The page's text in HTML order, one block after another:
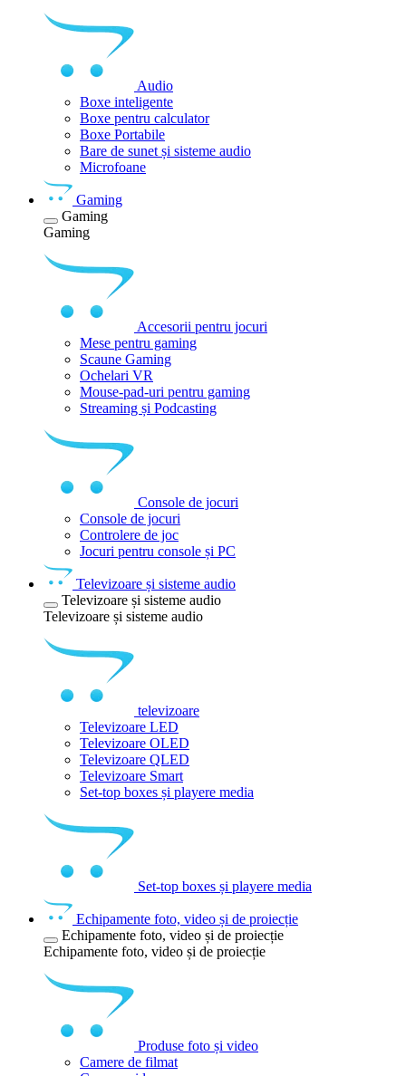
Audio
Boxe inteligente
Boxe pentru calculator
Boxe Portabile
Bare de sunet și sisteme audio
Microfoane
Gaming
Gaming
Gaming
Accesorii pentru jocuri
Mese pentru gaming
Scaune Gaming
Ochelari VR
Mouse-pad-uri pentru gaming
Streaming și Podcasting
Console de jocuri
Console de jocuri
Controlere de joc
Jocuri pentru console și PC
Televizoare și sisteme audio
Televizoare și sisteme audio
Televizoare și sisteme audio
televizoare
Televizoare LED
Televizoare OLED
Televizoare QLED
Televizoare Smart
Set-top boxes și playere media
Set-top boxes și playere media
Echipamente foto, video și de proiecție
Echipamente foto, video și de proiecție
Echipamente foto, video și de proiecție
Produse foto și video
Camere de filmat